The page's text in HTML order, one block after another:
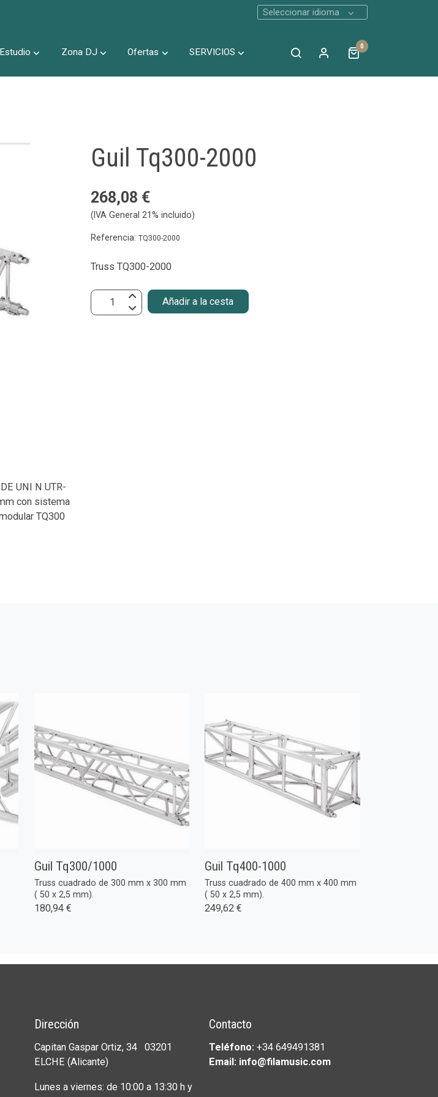
Seleccionar idioma
Estudio Zona DJ Ofertas SERVICIOS
0
UNI N UTR-
con sistema
TQ300
Guil Tq300-2000
268,08 €
(IVA General 21% incluido)
Referencia:TQ300-2000
Truss TQ300-2000
Añadir a la cesta
Guil Tq300/1000
Truss cuadrado de 300 mm x 300 mm
( 50 x 2,5 mm).
180,94 €
Guil Tq400-1000
Truss cuadrado de 400 mm x 400 mm
( 50 x 2,5 mm).
249,62 €
Dirección
Capitan Gaspar Ortiz, 34 03201
ELCHE (Alicante)
Lunes a viernes: de 10:00 a 13:30 h y
Contacto
Teléfono: +34 649491381
Email: info@filamusic.com